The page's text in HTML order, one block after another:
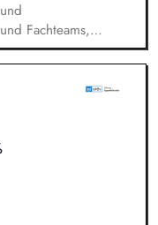
Fachteams,
Abläufen und
(z.
von Projekt- und
unterstützende
und Organisation.